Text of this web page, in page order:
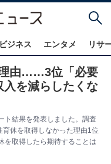
ジネス エンタメ リサ
由……3位「必要
を減らしたくな
ト結果を発表しました。調査
休を取得しなかった理由1位
を取得したら期待することは